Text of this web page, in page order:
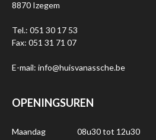
8870 Izegem
Tel.: 051 30 17 53
Fax: 051 31 71 07
E-mail: info@huisvanassche.be
OPENINGSUREN
Maandag 08u30 tot 12u30